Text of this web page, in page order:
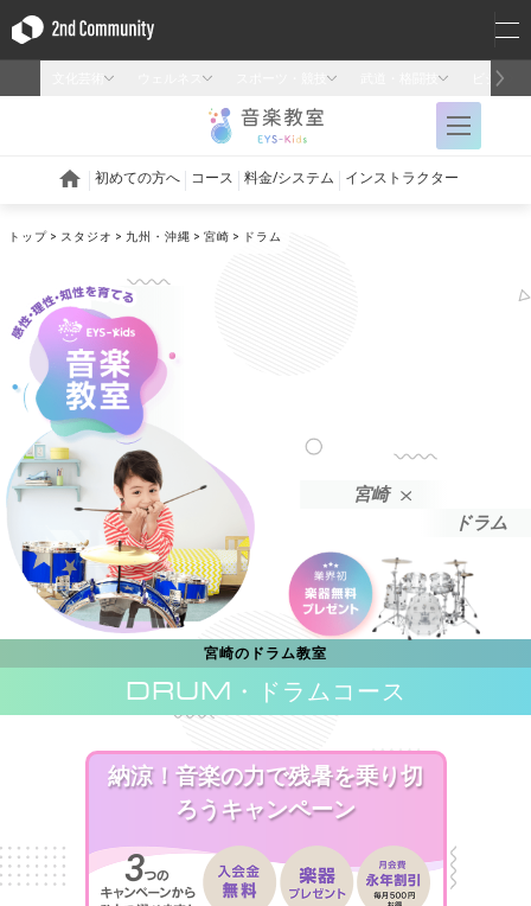
トップ スタジオ 九州・沖縄 宮崎 ドラム
宮崎
ドラム
宮崎のドラム教室
DRUM ・ドラムコース
納涼！音楽の力で残暑を乗り切
ろうキャンペーン